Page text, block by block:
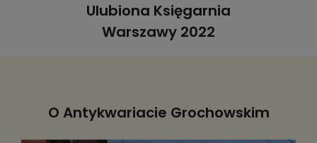
Ulubiona Księgarnia
Warszawy 2022
O Antykwariacie Grochowskim